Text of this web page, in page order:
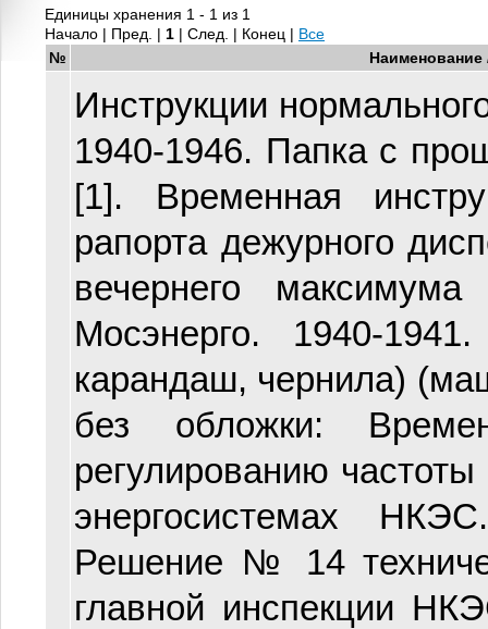
Единицы хранения 1 - 1 из 1
Начало | Пред. | 1 | След. | Конец | Все
№
Наименование
Инструкции
1940-1946. Папка с
[1]. Временная
рапорта дежурного
вечернего
Мосэнерго. 1940-
карандаш, чернила)
без обложки:
регулированию
энергосистемах
Решение № 14
главной инспекции